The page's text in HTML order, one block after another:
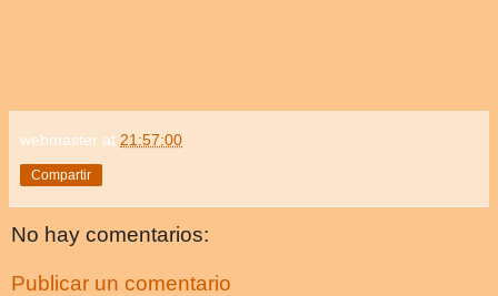
webmaster at 21:57:00
Compartir
No hay comentarios:
Publicar un comentario